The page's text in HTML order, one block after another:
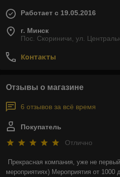
Работает с 19.05.2016
г. Минск
Пос. Скориничи, ул.
Контакты
Отзывы о магазине
6 отзывов за всё время
Покупатель
Отлично
Прекрасная компания, уже не
мероприятиях) Мероприятия от 1000